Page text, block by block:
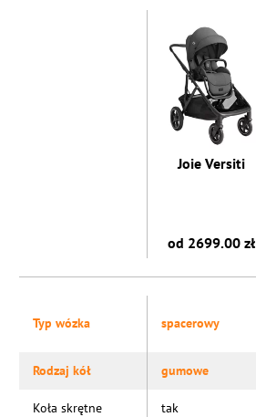
Joie Versiti
od 2699.00 zł
Typ wózka spacerowy
Rodzaj kół gumowe
Koła skrętne tak